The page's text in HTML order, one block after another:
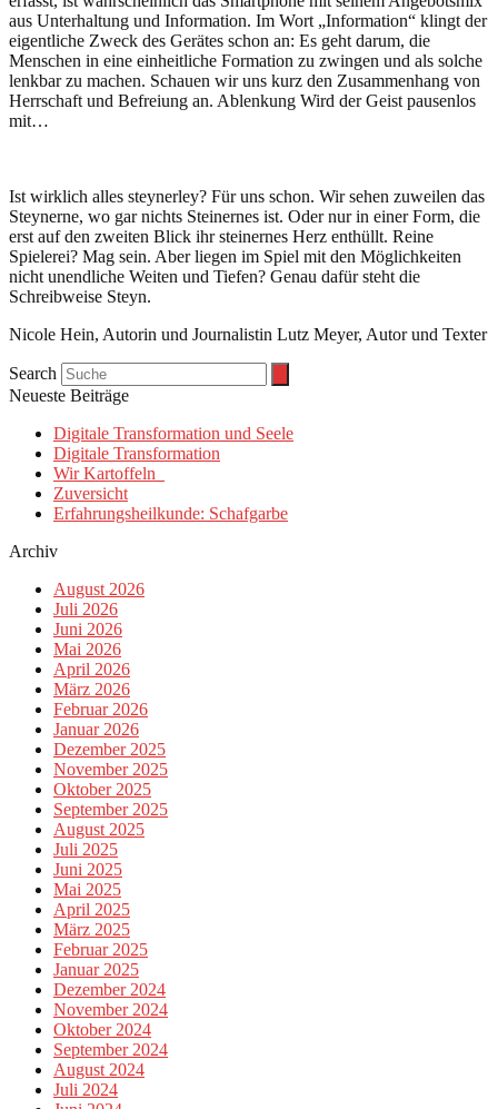
aus Unterhaltung und Information. Im Wort „Information“ klingt der
eigentliche Zweck des Gerätes schon an: Es geht darum, die
Menschen in eine einheitliche Formation zu zwingen und als solche
lenkbar zu machen. Schauen wir uns kurz den Zusammenhang von
Herrschaft und Befreiung an. Ablenkung Wird der Geist pausenlos
mit…
Ist wirklich alles steynerley? Für uns schon. Wir sehen zuweilen das
Steynerne, wo gar nichts Steinernes ist. Oder nur in einer Form, die
erst auf den zweiten Blick ihr steinernes Herz enthüllt. Reine
Spielerei? Mag sein. Aber liegen im Spiel mit den Möglichkeiten
nicht unendliche Weiten und Tiefen? Genau dafür steht die
Schreibweise Steyn.
Nicole Hein, Autorin und Journalistin Lutz Meyer, Autor und Texter
Search
Neueste Beiträge
Digitale Transformation und Seele
Digitale Transformation
Wir Kartoffeln
Zuversicht
Erfahrungsheilkunde: Schafgarbe
Archiv
August 2026
Juli 2026
Juni 2026
Mai 2026
April 2026
März 2026
Februar 2026
Januar 2026
Dezember 2025
November 2025
Oktober 2025
September 2025
August 2025
Juli 2025
Juni 2025
Mai 2025
April 2025
März 2025
Februar 2025
Januar 2025
Dezember 2024
November 2024
Oktober 2024
September 2024
August 2024
Juli 2024